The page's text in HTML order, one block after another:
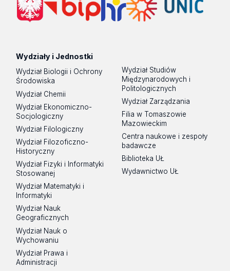
Wydziały i Jednostki
Wydział Biologii i Ochrony
Środowiska
Wydział Chemii
Wydział Ekonomiczno-
Socjologiczny
Wydział Filologiczny
Wydział Filozoficzno-
Historyczny
Wydział Fizyki i Informatyki
Stosowanej
Wydział Matematyki i
Informatyki
Wydział Nauk
Geograficznych
Wydział Nauk o
Wychowaniu
Wydział Prawa i
Administracji
Wydział Studiów
Międzynarodowych i
Politologicznych
Wydział Zarządzania
Filia w Tomaszowie
Mazowieckim
Centra naukowe i zespoły
badawcze
Biblioteka UŁ
Wydawnictwo UŁ